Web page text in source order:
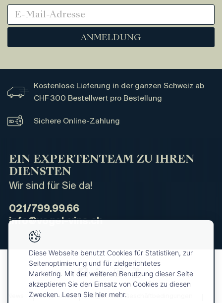
ANMELDUNG
Kostenlose Lieferung in der ganzen Schweiz ab
CHF 300 Bestellwert pro Bestellung
Sichere Online-Zahlung
EIN EXPERTENTEAM ZU IHREN
DIENSTEN
Wir sind für Sie da!
021/799.99.66
info@vogel-vins.ch
Über uns Allgemeine Geschäftbedingungen
Diese Webseite benutzt Cookies für Statistiken, zur
Seitenoptimierung und für zielgerichtetes
Marketing. Mit der weiteren Benutzung dieser Seite
akzeptieren Sie den Einsatz von Cookies zu diesen
Zwecken. Lesen Sie hier mehr.